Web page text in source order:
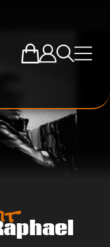
Zum U.R.B-
Einloggen
SucheMenü